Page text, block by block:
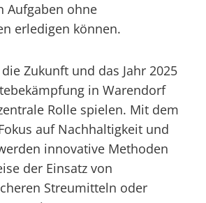
Aufgaben ohne
erledigen können.
Zukunft und das Jahr 2025
in Warendorf
Rolle spielen. Mit dem
auf Nachhaltigkeit und
innovative Methoden
der Einsatz von
Streumitteln oder